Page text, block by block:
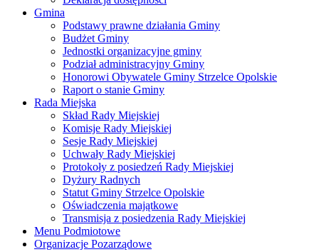
Gmina
Podstawy prawne działania Gminy
Budżet Gminy
Jednostki organizacyjne gminy
Podział administracyjny Gminy
Honorowi Obywatele Gminy Strzelce Opolskie
Raport o stanie Gminy
Rada Miejska
Skład Rady Miejskiej
Komisje Rady Miejskiej
Sesje Rady Miejskiej
Uchwały Rady Miejskiej
Protokoły z posiedzeń Rady Miejskiej
Dyżury Radnych
Statut Gminy Strzelce Opolskie
Oświadczenia majątkowe
Transmisja z posiedzenia Rady Miejskiej
Menu Podmiotowe
Organizacje Pozarządowe